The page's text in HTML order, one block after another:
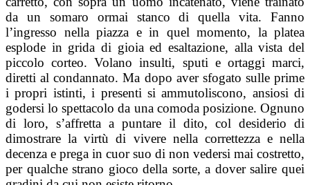
da un somaro ormai stanco di quella vita. Fanno
l’ingresso nella piazza e in quel momento, la platea
esplode in grida di gioia ed esaltazione, alla vista del
piccolo corteo. Volano insulti, sputi e ortaggi marci,
diretti al condannato. Ma dopo aver sfogato sulle prime
i propri istinti, i presenti si ammutoliscono, ansiosi di
godersi lo spettacolo da una comoda posizione. Ognuno
di loro, s’affretta a puntare il dito, col desiderio di
dimostrare la virtù di vivere nella correttezza e nella
decenza e prega in cuor suo di non vedersi mai costretto,
per qualche strano gioco della sorte, a dover salire quei